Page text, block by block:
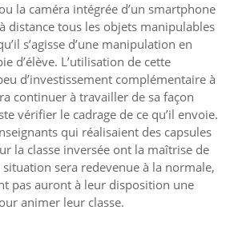
la caméra intégrée d’un smartphone
distance tous les objets manipulables
s’agisse d’une manipulation en
d’élève. L’utilisation de cette
d’investissement complémentaire à
continuer à travailler de sa façon
vérifier le cadrage de ce qu’il envoie.
qui réalisaient des capsules
la classe inversée ont la maîtrise de
sera redevenue à la normale,
pas auront à leur disposition une
animer leur classe.